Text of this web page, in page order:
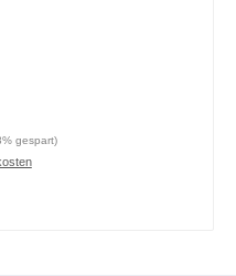
gespart)